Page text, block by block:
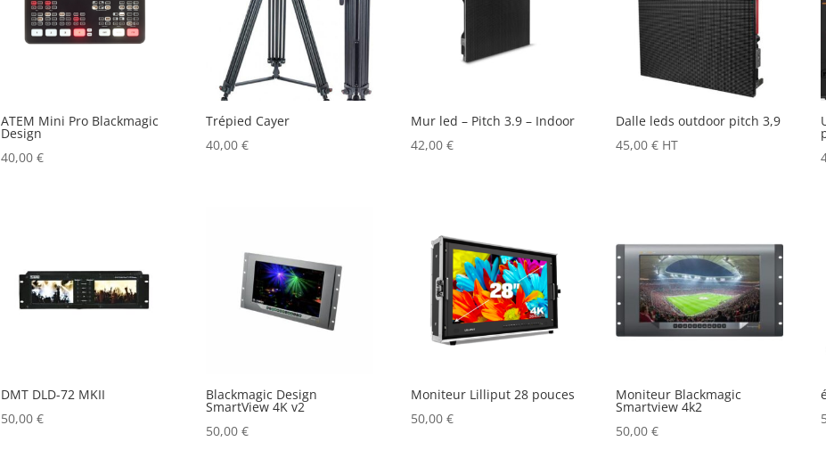
ATEM Mini Pro Blackmagic
Design
40,00 €
Trépied Cayer
40,00 €
Mur led – Pitch 3.9 – Indoor
42,00 €
Dalle leds outdoor pitch 3,9
45,00 € HT
DMT DLD-72 MKII
50,00 €
Blackmagic Design
SmartView 4K v2
50,00 €
Moniteur Lilliput 28 pouces
50,00 €
Moniteur Blackmagic
Smartview 4k2
50,00 €